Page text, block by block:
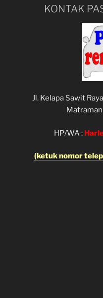
KONTAK
Jl. Kelapa Sawit
HP/WA :
(ketuk nomor